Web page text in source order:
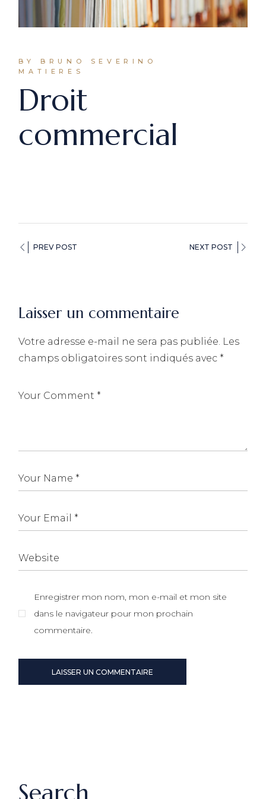
BY BRUNO SEVERINO
MATIERES
Droit
commercial
PREV POST NEXT POST
Laisser un commentaire
Votre adresse e-mail ne sera pas publiée. Les
champs obligatoires sont indiqués avec *
Enregistrer mon nom, mon e-mail et mon site
dans le navigateur pour mon prochain
commentaire.
LAISSER UN COMMENTAIRE
Search